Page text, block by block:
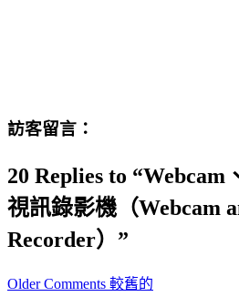
訪客留言：
20 Replies to “Webcam
視訊錄影機（Webcam
Recorder）”
Comment
Older Comments 較舊的